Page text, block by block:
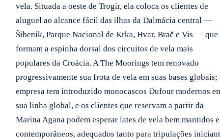
vela. Situada a oeste de Trogir, ela coloca os clientes de
aluguel ao alcance fácil das ilhas da Dalmácia central —
Šibenik, Parque Nacional de Krka, Hvar, Brač e Vis — que
formam a espinha dorsal dos circuitos de vela mais
populares da Croácia. A The Moorings tem renovado
progressivamente sua frota de vela em suas bases globais;
empresa tem introduzido monocascos Dufour modernos
sua linha global, e os clientes que reservam a partir da
Marina Agana podem esperar iates de vela bem mantidos e
contemporâneos, adequados tanto para tripulações